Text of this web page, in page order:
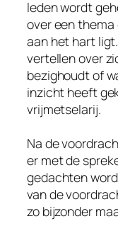
leden wordt
over een
aan het hart
vertellen over
bezighoudt of
inzicht heeft
vrijmetselarij.
Na de
er met de
gedachten
van de
zo bijzonder